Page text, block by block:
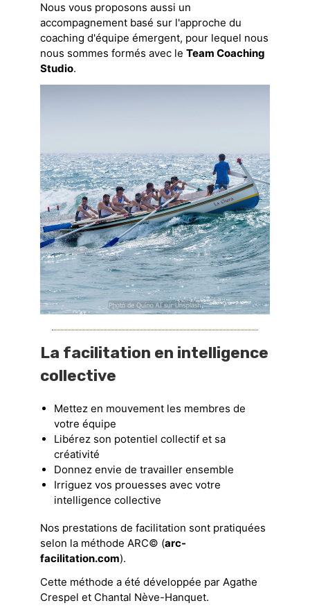
Nous vous proposons aussi un
accompagnement basé sur l'approche du
coaching d'équipe émergent, pour lequel nous
nous sommes formés avec leTeam Coaching
Studio.
La facilitation en intelligence
collective
Mettez en mouvement les membres de
votre équipe
Libérez son potentiel collectif et sa
créativité
Donnez envie de travailler ensemble
Irriguez vos prouesses avec votre
intelligence collective
Nos prestations de facilitation sont pratiquées
selon la méthode ARC© (arc-
facilitation.com).
Cette méthode a été développée par Agathe
Crespel et Chantal Nève-Hanquet.